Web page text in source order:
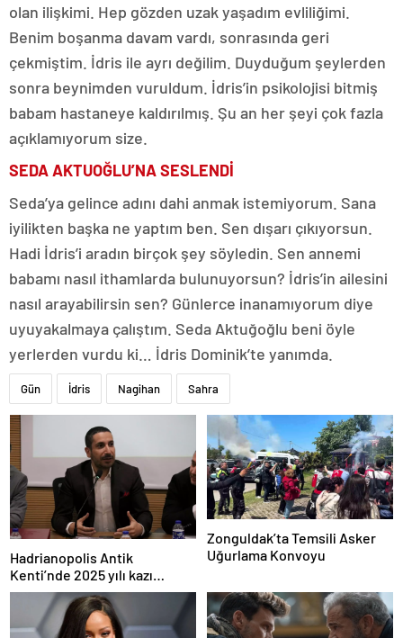
olan ilişkimi. Hep gözden uzak yaşadım evliliğimi.
Benim boşanma davam vardı, sonrasında geri
çekmiştim. İdris ile ayrı değilim. Duyduğum şeylerden
sonra beynimden vuruldum. İdris’in psikolojisi bitmiş
babam hastaneye kaldırılmış. Şu an her şeyi çok fazla
açıklamıyorum size.
SEDA AKTUOĞLU’NA SESLENDİ
Seda’ya gelince adını dahi anmak istemiyorum. Sana
iyilikten başka ne yaptım ben. Sen dışarı çıkıyorsun.
Hadi İdris’i aradın birçok şey söyledin. Sen annemi
babamı nasıl ithamlarda bulunuyorsun? İdris’in ailesini
nasıl arayabilirsin sen? Günlerce inanamıyorum diye
uyuyakalmaya çalıştım. Seda Aktuğoğlu beni öyle
yerlerden vurdu ki… İdris Dominik’te yanımda.
Gün İdris Nagihan Sahra
Hadrianopolis Antik
Kenti’nde 2025 yılı kazı
sezonu başladı
Zonguldak’ta Temsili Asker
Uğurlama Konvoyu